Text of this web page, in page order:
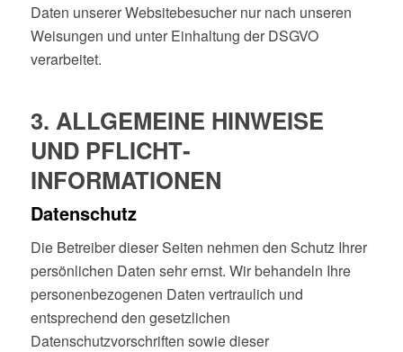
Daten unserer Websitebesucher nur nach unseren
Weisungen und unter Einhaltung der DSGVO
verarbeitet.
3. ALLGEMEINE HINWEISE
UND PFLICHT­
INFORMATIONEN
Datenschutz
Die Betreiber dieser Seiten nehmen den Schutz Ihrer
persönlichen Daten sehr ernst. Wir behandeln Ihre
personenbezogenen Daten vertraulich und
entsprechend den gesetzlichen
Datenschutzvorschriften sowie dieser